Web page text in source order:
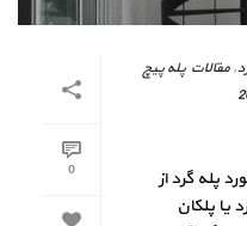
0
,مقالات پله پیچ
پله گرد از
یا پلکان